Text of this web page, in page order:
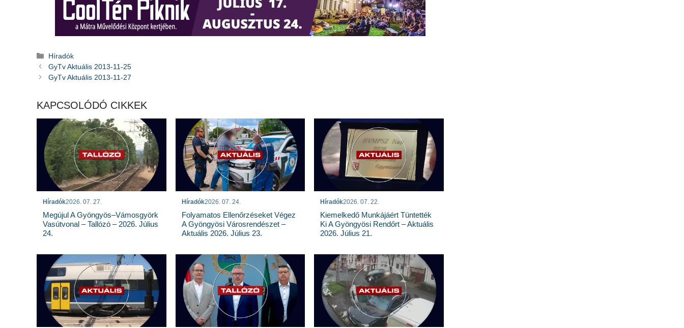
Kategória
Híradók
GyTv Aktuális 2013-11-25
GyTv Aktuális 2013-11-27
KAPCSOLÓDÓ CIKKEK
Híradók2026. 07. 27.
Megújul A Gyöngyös–Vámosgyörk
Vasútvonal – Tallózó – 2026. Július
24.
Híradók2026. 07. 24.
Folyamatos Ellenőrzéseket Végez
A Gyöngyösi Városrendészet –
Aktuális 2026. Július 23.
Híradók2026. 07. 22.
Kiemelkedő Munkájáért Tüntették
Ki A Gyöngyösi Rendőrt – Aktuális
2026. Július 21.